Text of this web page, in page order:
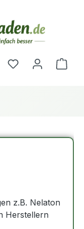
Du hast 0
z.B. Nelaton
Herstellern